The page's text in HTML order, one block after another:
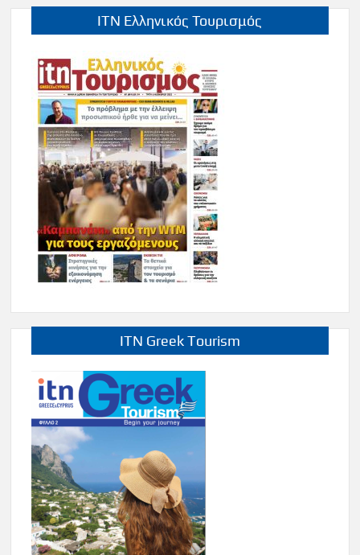
ITN Ελληνικός Τουρισμός
ITN Greek Tourism